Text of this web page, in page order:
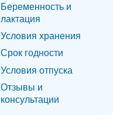
Беременность и
лактация
Условия хранения
Срок годности
Условия отпуска
Отзывы и
консультации